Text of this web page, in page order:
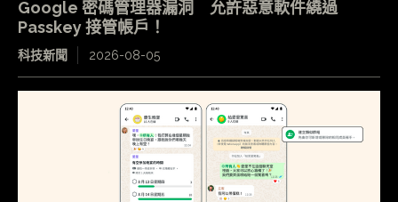
Google 密碼管理器漏洞 允許惡意軟件繞過
Passkey 接管帳戶！
科技新聞 2026-08-05